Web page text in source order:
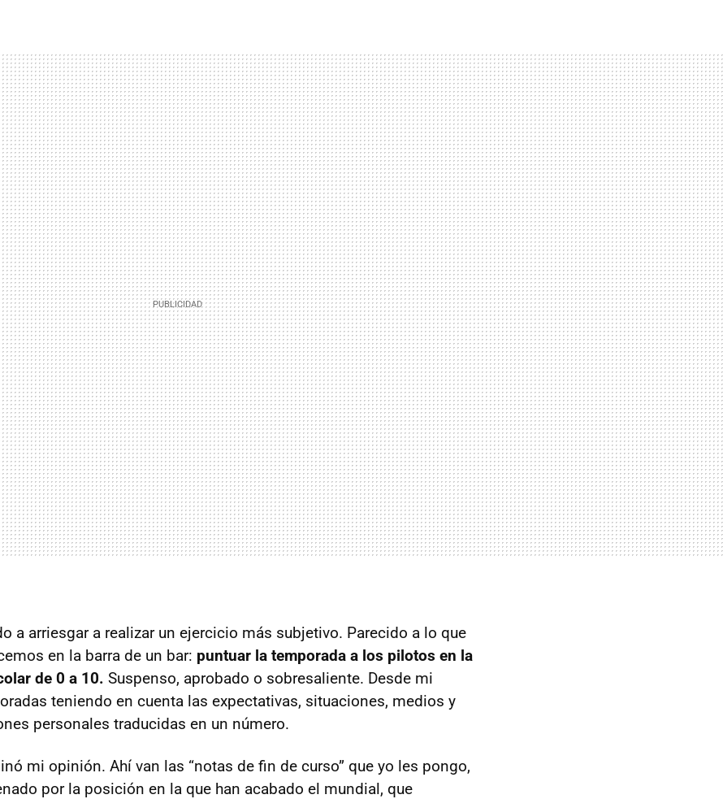
a arriesgar a realizar un ejercicio más subjetivo. Parecido a lo que
en la barra de un bar: puntuar la temporada a los pilotos en la
de 0 a 10. Suspenso, aprobado o sobresaliente. Desde mi
teniendo en cuenta las expectativas, situaciones, medios y
personales traducidas en un número.
mi opinión. Ahí van las “notas de fin de curso” que yo les pongo,
por la posición en la que han acabado el mundial, que